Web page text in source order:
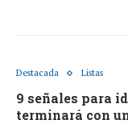
Destacada Listas
9 señales para
terminará con